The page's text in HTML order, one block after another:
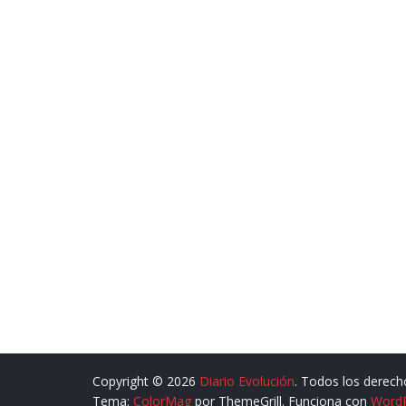
Copyright © 2026 Diario Evolución. Todos los
Tema: ColorMag por ThemeGrill. Funciona con